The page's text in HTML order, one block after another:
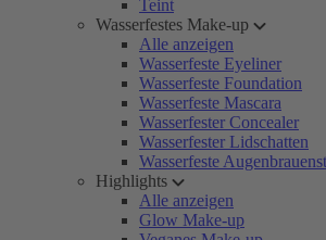
Teint
Wasserfestes Make-up
Alle anzeigen
Wasserfeste Eyeliner
Wasserfeste Foundation
Wasserfeste Mascara
Wasserfester Concealer
Wasserfester Lidschatten
Wasserfeste
Highlights
Alle anzeigen
Glow Make-up